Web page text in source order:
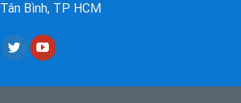
Tân Bình, TP HCM